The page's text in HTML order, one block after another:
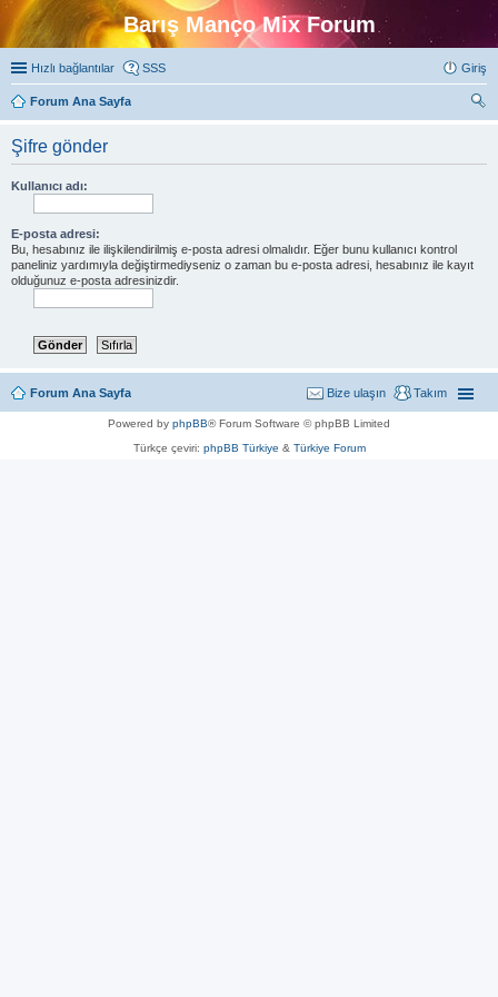
Barış Manço Mix Forum
Hızlı bağlantılar SSS Giriş
Forum Ana Sayfa
Şifre gönder
Kullanıcı adı:
E-posta adresi:
Bu, hesabınız ile ilişkilendirilmiş e-posta adresi olmalıdır. Eğer bunu kullanıcı kontrol
paneliniz yardımıyla değiştirmediyseniz o zaman bu e-posta adresi, hesabınız ile kayıt
olduğunuz e-posta adresinizdir.
Forum Ana Sayfa Takım
Bize ulaşın
Powered by phpBB® Forum Software © phpBB Limited
Türkçe çeviri: phpBB Türkiye & Türkiye Forum